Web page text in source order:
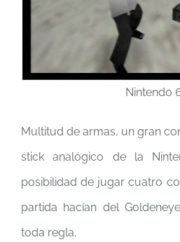
Nintendo
Multitud de armas, un gran
stick analógico de la
posibilidad de jugar cuatro
partida hacían del
toda regla.